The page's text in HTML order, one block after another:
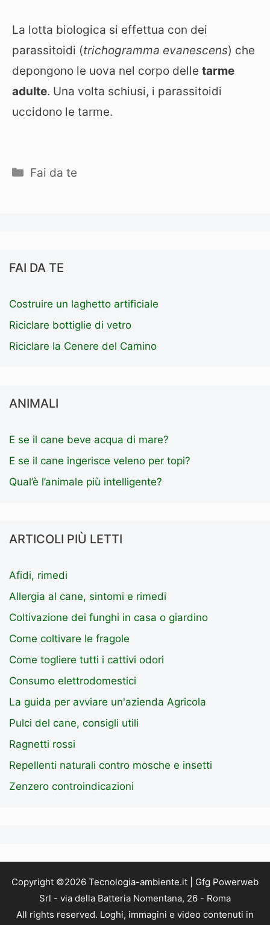
La lotta biologica si effettua con dei
parassitoidi (trichogramma evanescens) che
depongono le uova nel corpo delle tarme
adulte. Una volta schiusi, i parassitoidi
uccidono le tarme.
Categorie
Fai da te
FAI DA TE
Costruire un laghetto artificiale
Riciclare bottiglie di vetro
Riciclare la Cenere del Camino
ANIMALI
E se il cane beve acqua di mare?
E se il cane ingerisce veleno per topi?
Qual’è l’animale più intelligente?
ARTICOLI PIÙ LETTI
Afidi, rimedi
Allergia al cane, sintomi e rimedi
Coltivazione dei funghi in casa o giardino
Come coltivare le fragole
Come togliere tutti i cattivi odori
Consumo elettrodomestici
La guida per avviare un'azienda Agricola
Pulci del cane, consigli utili
Ragnetti rossi
Repellenti naturali contro mosche e insetti
Zenzero controindicazioni
Copyright ©2026 Tecnologia-ambiente.it | Gfg Powerweb
Srl - via della Batteria Nomentana, 26 - Roma
All rights reserved. Loghi, immagini e video contenuti in